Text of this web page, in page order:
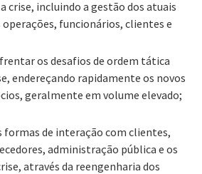
crise, incluindo a gestão dos atuais
operações, funcionários, clientes e
os desafios de ordem tática
endereçando rapidamente os novos
geralmente em volume elevado;
formas de interação com clientes,
administração pública e os
através da reengenharia dos